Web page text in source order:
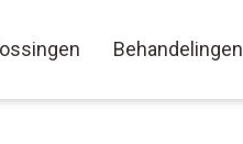
Behandelingen